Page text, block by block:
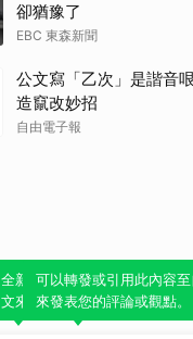
卻猶豫了
EBC 東森新聞
公文寫「乙次」是諧音
造竄改妙招
自由電子報
全新體驗！一鍵引用此內容，
文來輕鬆表達個人立場。
可以轉發或引用此內容至
來發表您的評論或觀點。